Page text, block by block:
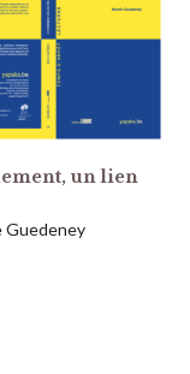
un lien
Guedeney